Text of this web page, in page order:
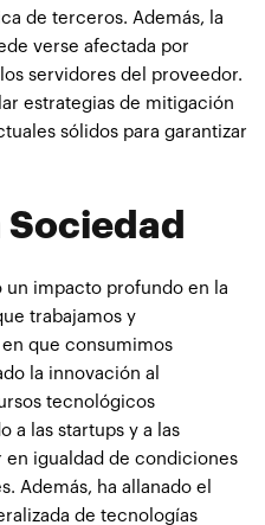
de terceros. Además, la
verse afectada por
servidores del proveedor.
estrategias de mitigación
sólidos para garantizar
Sociedad
un impacto profundo en la
trabajamos y
que consumimos
la innovación al
tecnológicos
a las startups y a las
en igualdad de condiciones
Además, ha allanado el
de tecnologías